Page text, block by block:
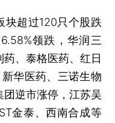
超过120只个股跌
领跌，华润三
、泰格医药、红日
华医药、三诺生物
逆市涨停，江苏吴
金泰、西南合成等